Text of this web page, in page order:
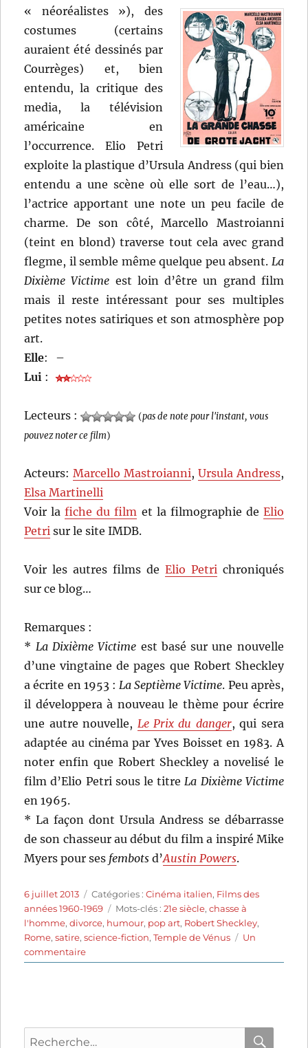
« néoréalistes »), des
costumes (certains
auraient été dessinés par
Courrèges) et, bien
entendu, la critique des
media, la télévision
américaine en
l’occurrence. Elio Petri
exploite la plastique d’Ursula Andress (qui bien
entendu a une scène où elle sort de l’eau…),
l’actrice apportant une note un peu facile de
charme. De son côté, Marcello Mastroianni
(teint en blond) traverse tout cela avec grand
flegme, il semble même quelque peu absent. La
Dixième Victime est loin d’être un grand film
mais il reste intéressant pour ses multiples
petites notes satiriques et son atmosphère pop
art.
Elle:
–
Lui :
Lecteurs : (pas de note pour l'instant, vous
pouvez noter ce film)
Acteurs:Marcello Mastroianni, Ursula Andress,
Elsa Martinelli
Voir lafiche du film et la filmographie de Elio
Petri sur le site IMDB.
Voir les autres films de Elio Petrichroniqués
sur ce blog…
Remarques :
* La Dixième Victime est basé sur une nouvelle
d’une vingtaine de pages que Robert Sheckley
a écrite en 1953 :La Septième Victime. Peu après,
il développera à nouveau le thème pour écrire
une autre nouvelle, Le Prix du danger, qui sera
adaptée au cinéma par Yves Boisset en 1983. A
noter enfin que Robert Sheckley a novelisé le
film d’Elio Petri sous le titreLa Dixième Victime
en 1965.
* La façon dont Ursula Andress se débarrasse
de son chasseur au début du film a inspiré Mike
Myers pour ses fembots d’Austin Powers.
Publié
le
6 juillet 2013 Catégories
Catégories :Cinéma italien, Films des
années 1960-1969
Étiquettes
Mots-clés :21e siècle,chasse à
l'homme,divorce, humour, pop art, Robert Sheckley,
Rome,satire,science-fiction,Temple de Vénus
Un
commentairesur
La
Elio
Recherche